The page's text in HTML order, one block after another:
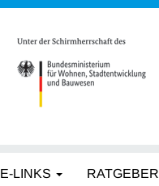
LINKS RATGEBER